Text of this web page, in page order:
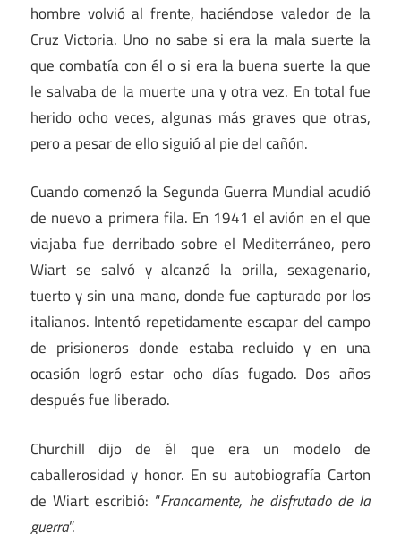
hombre volvió al frente, haciéndose valedor de la
Cruz Victoria. Uno no sabe si era la mala suerte la
que combatía con él o si era la buena suerte la que
le salvaba de la muerte una y otra vez. En total fue
herido ocho veces, algunas más graves que otras,
pero a pesar de ello siguió al pie del cañón.
Cuando comenzó la Segunda Guerra Mundial acudió
de nuevo a primera fila. En 1941 el avión en el que
viajaba fue derribado sobre el Mediterráneo, pero
Wiart se salvó y alcanzó la orilla, sexagenario,
tuerto y sin una mano, donde fue capturado por los
italianos. Intentó repetidamente escapar del campo
de prisioneros donde estaba recluido y en una
ocasión logró estar ocho días fugado. Dos años
después fue liberado.
Churchill dijo de él que era un modelo de
caballerosidad y honor. En su autobiografía Carton
de Wiart escribió: “Francamente, he disfrutado de la
guerra”.